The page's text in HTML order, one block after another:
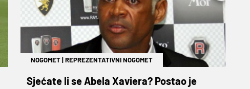
NOGOMET|REPREZENTATIVNI NOGOMET
Sjećate li se Abela Xaviera? Postao je